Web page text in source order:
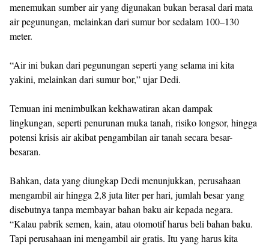
menemukan sumber air yang digunakan bukan berasal dari mata
air pegunungan, melainkan dari sumur bor sedalam 100–130
meter.
“Air ini bukan dari pegunungan seperti yang selama ini kita
yakini, melainkan dari sumur bor,” ujar Dedi.
Temuan ini menimbulkan kekhawatiran akan dampak
lingkungan, seperti penurunan muka tanah, risiko longsor, hingga
potensi krisis air akibat pengambilan air tanah secara besar-
besaran.
Bahkan, data yang diungkap Dedi menunjukkan, perusahaan
mengambil air hingga 2,8 juta liter per hari, jumlah besar yang
disebutnya tanpa membayar bahan baku air kepada negara.
“Kalau pabrik semen, kain, atau otomotif harus beli bahan baku.
Tapi perusahaan ini mengambil air gratis. Itu yang harus kita